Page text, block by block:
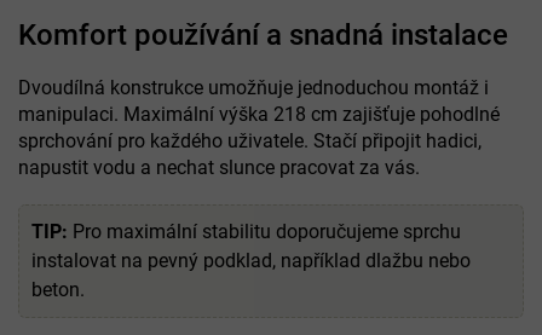
Komfort používání a snadná instalace
Dvoudílná konstrukce umožňuje jednoduchou montáž i
manipulaci. Maximální výška 218 cm zajišťuje pohodlné
sprchování pro každého uživatele. Stačí připojit hadici,
napustit vodu a nechat slunce pracovat za vás.
TIP: Pro maximální stabilitu doporučujeme sprchu
instalovat na pevný podklad, například dlažbu nebo
beton.